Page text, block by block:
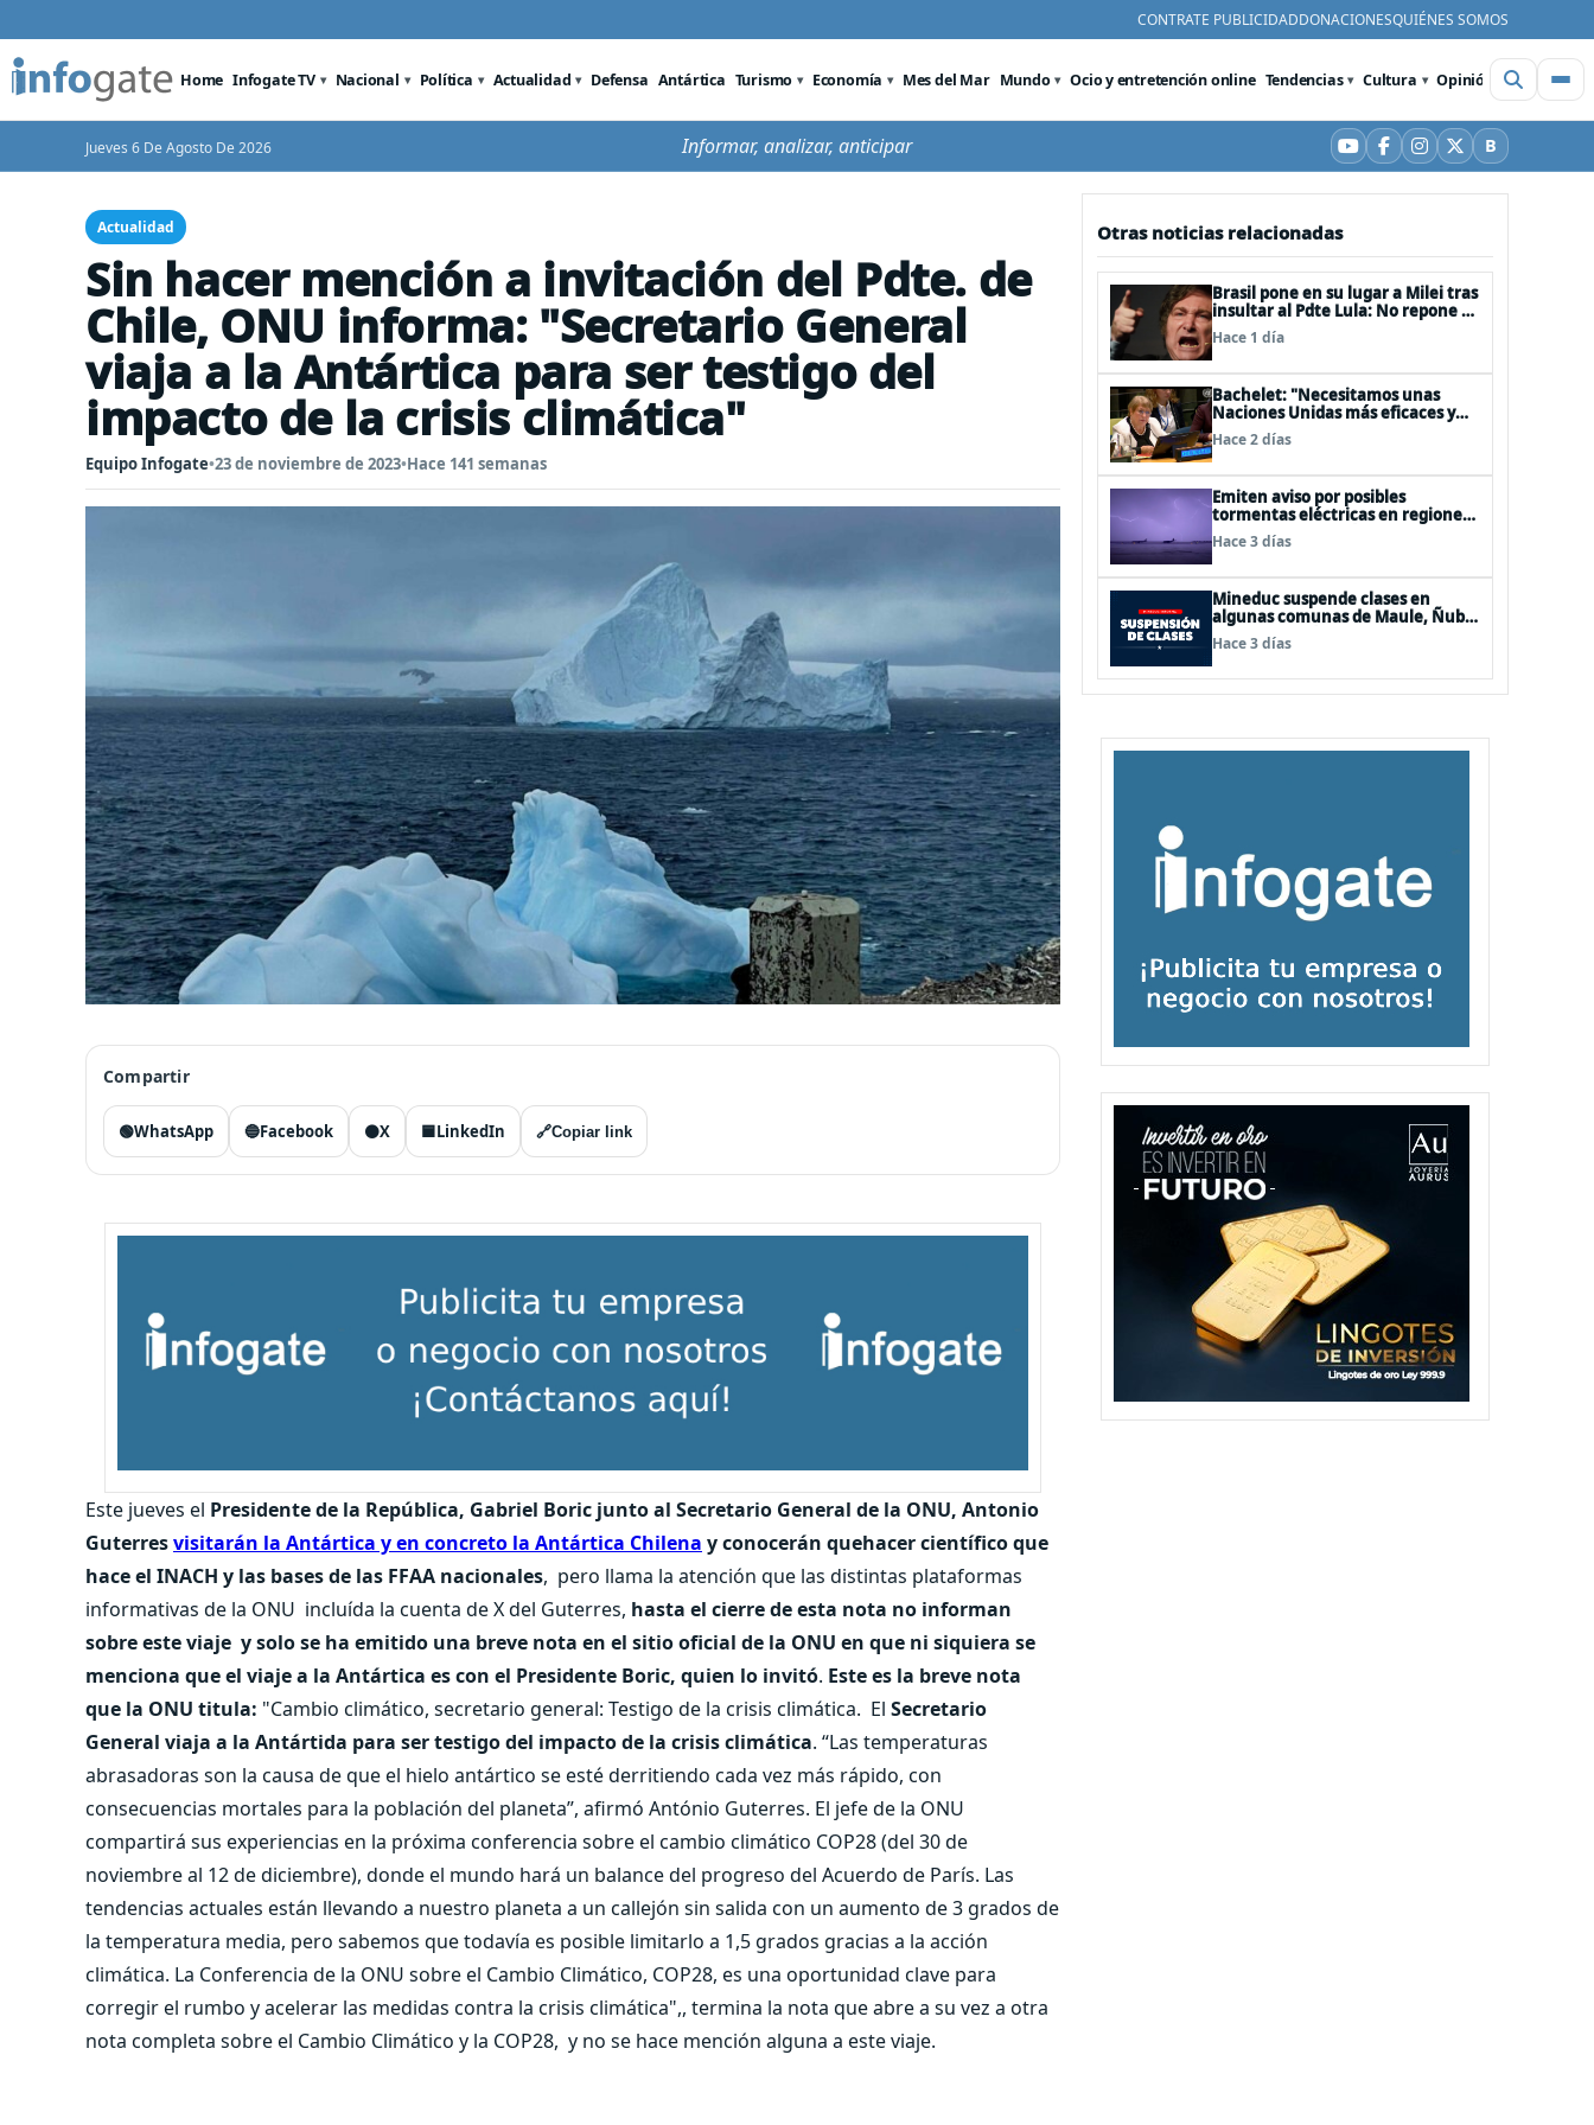
CONTRATE PUBLICIDADDONACIONESQUIÉNES SOMOS
Home Infogate TV Nacional Política Actualidad Defensa Antártica Turismo Economía Mes del Mar Mundo Ocio y entretención online Tendencias Cultura Opinión Videos
Jueves 6 De Agosto De 2026 Informar, analizar, anticipar YouTube
Facebook
Instagram
X BBluesky
Actualidad
Sin hacer mención a invitación del Pdte. de
Chile, ONU informa: "Secretario General
viaja a la Antártica para ser testigo del
impacto de la crisis climática"
Equipo Infogate•23 de noviembre de 2023•Hace 141 semanas
Compartir
🟢WhatsApp 🔵Facebook ⚫X 🟦LinkedIn 🔗Copiar link
Este jueves el Presidente de la República, Gabriel Boric junto al Secretario General de la ONU, Antonio
Guterresvisitarán la Antártica y en concreto la Antártica Chilena y conocerán quehacer científico que
hace el INACH y las bases de las FFAA nacionales, pero llama la atención que las distintas plataformas
informativas de la ONU incluída la cuenta de X del Guterres, hasta el cierre de esta nota no informan
sobre este viaje y solo se ha emitido una breve nota en el sitio oficial de la ONU en que ni siquiera se
menciona que el viaje a la Antártica es con el Presidente Boric, quien lo invitó. Este es la breve nota
que la ONU titula: "Cambio climático, secretario general: Testigo de la crisis climática. El Secretario
General viaja a la Antártida para ser testigo del impacto de la crisis climática. “Las temperaturas
abrasadoras son la causa de que el hielo antártico se esté derritiendo cada vez más rápido, con
consecuencias mortales para la población del planeta”, afirmó António Guterres. El jefe de la ONU
compartirá sus experiencias en la próxima conferencia sobre el cambio climático COP28 (del 30 de
noviembre al 12 de diciembre), donde el mundo hará un balance del progreso del Acuerdo de París. Las
tendencias actuales están llevando a nuestro planeta a un callejón sin salida con un aumento de 3 grados de
la temperatura media, pero sabemos que todavía es posible limitarlo a 1,5 grados gracias a la acción
climática. La Conferencia de la ONU sobre el Cambio Climático, COP28, es una oportunidad clave para
corregir el rumbo y acelerar las medidas contra la crisis climática",, termina la nota que abre a su vez a otra
nota completa sobre el Cambio Climático y la COP28, y no se hace mención alguna a este viaje.
Otras noticias relacionadas
Brasil pone en su lugar a Milei tras
insultar al Pdte Lula: No repone al
embajador en BBSS y rebaja la
relación bilateral
Hace 1 día
Bachelet: "Necesitamos unas
Naciones Unidas más eficaces y
cercanas a las personas"
Hace 2 días
Emiten aviso por posibles
tormentas eléctricas en regiones
de Los Lagos y Aysén
Hace 3 días
Mineduc suspende clases en
algunas comunas de Maule, Ñuble
y La Araucanía para este lunes
Hace 3 días